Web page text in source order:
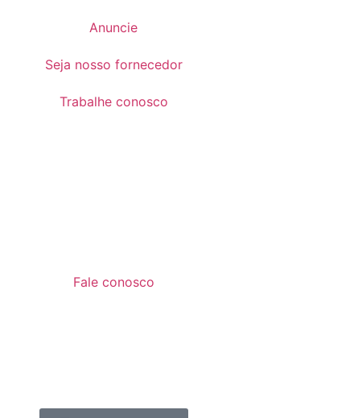
Anuncie
Seja nosso fornecedor
Trabalhe conosco
Fale conosco